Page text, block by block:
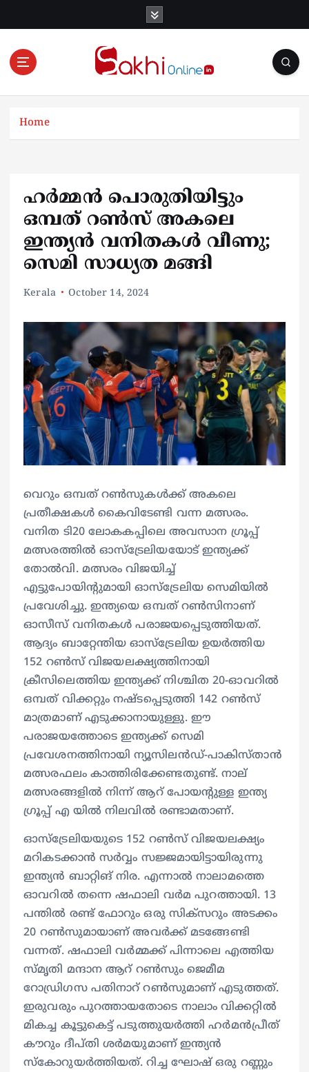
Online News Portal
Home
ഹര്‍മ്മന്‍ പൊരുതിയിട്ടും
ഒമ്പത് റണ്‍സ് അകലെ
ഇന്ത്യന്‍ വനിതകള്‍ വീണു;
സെമി സാധ്യത മങ്ങി
Kerala October 14, 2024
വെറും ഒമ്പത് റണ്‍സുകള്‍ക്ക് അകലെ
പ്രതീക്ഷകള്‍ കൈവിടേണ്ടി വന്ന മത്സരം.
വനിത ടി20 ലോകകപ്പിലെ അവസാന ഗ്രൂപ്പ്
മത്സരത്തില്‍ ഓസ്‌ട്രേലിയയോട് ഇന്ത്യക്ക്
തോല്‍വി. മത്സരം വിജയിച്ച്
എട്ടുപോയിന്റുമായി ഓസ്‌ട്രേലിയ സെമിയില്‍
പ്രവേശിച്ചു. ഇന്ത്യയെ ഒമ്പത് റണ്‍സിനാണ്
ഓസീസ് വനിതകള്‍ പരാജയപ്പെടുത്തിയത്.
ആദ്യം ബാറ്റേന്തിയ ഓസ്‌ട്രേലിയ ഉയര്‍ത്തിയ
152 റണ്‍സ് വിജയലക്ഷ്യത്തിനായി
ക്രീസിലെത്തിയ ഇന്ത്യക്ക് നിശ്ചിത 20-ഓവറില്‍
ഒമ്പത് വിക്കറ്റും നഷ്ടപ്പെടുത്തി 142 റണ്‍സ്
മാത്രമാണ് എടുക്കാനായുള്ളു. ഈ
പരാജയത്തോടെ ഇന്ത്യക്ക് സെമി
പ്രവേശനത്തിനായി ന്യൂസിലന്‍ഡ്-പാകിസ്താന്‍
മത്സരഫലം കാത്തിരിക്കേണ്ടതുണ്ട്. നാല്
മത്സരങ്ങളില്‍ നിന്ന് ആറ് പോയന്റുള്ള ഇന്ത്യ
ഗ്രൂപ്പ് എ യില്‍ നിലവില്‍ രണ്ടാമതാണ്.
ഓസ്‌ട്രേലിയയുടെ 152 റണ്‍സ് വിജയലക്ഷ്യം
മറികടക്കാന്‍ സര്‍വ്വം സജ്ജമായിട്ടായിരുന്നു
ഇന്ത്യന്‍ ബാറ്റിങ് നിര. എന്നാല്‍ നാലാമത്തെ
ഓവറില്‍ തന്നെ ഷഫാലി വര്‍മ പുറത്തായി. 13
പന്തില്‍ രണ്ട് ഫോറും ഒരു സിക്‌സറും അടക്കം
20 റണ്‍സുമായാണ് അവര്‍ക്ക് മടങ്ങേണ്ടി
വന്നത്. ഷഫാലി വര്‍മ്മക്ക് പിന്നാലെ എത്തിയ
സ്മൃതി മന്ദാന ആറ് റണ്‍സും ജെമീമ
റോഡ്രിഗസ പതിനാറ് റണ്‍സുമാണ് എടുത്തത്.
ഇരുവരും പുറത്തായതോടെ നാലാം വിക്കറ്റില്‍
മികച്ച കൂട്ടുകെട്ട് പടുത്തുയര്‍ത്തി ഹര്‍മന്‍പ്രീത്
കൗറും ദീപ്തി ശര്‍മയുമാണ് ഇന്ത്യന്‍
സ്‌കോറുയര്‍ത്തിയത്. റിച്ച ഘോഷ് ഒരു റണ്ണും